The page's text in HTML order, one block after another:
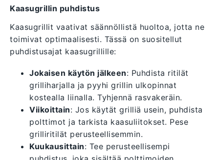
Kaasugrillin puhdistus
Kaasugrillit vaativat säännöllistä huoltoa, jotta ne
toimivat optimaalisesti. Tässä on suositellut
puhdistusajat kaasugrillille:
Jokaisen käytön jälkeen: Puhdista ritilät
grilliharjalla ja pyyhi grillin ulkopinnat
kostealla liinalla. Tyhjennä rasvakeräin.
Viikoittain: Jos käytät grilliä usein, puhdista
polttimot ja tarkista kaasuliitokset. Pese
grilliritilät perusteellisemmin.
Kuukausittain: Tee perusteellisempi